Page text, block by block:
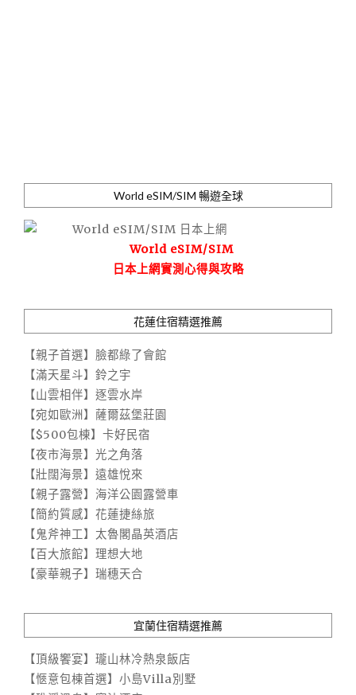
World eSIM/SIM 暢遊全球
World eSIM/SIM
日本上網實測心得與攻略
花蓮住宿精選推薦
【親子首選】臉都綠了會館
【滿天星斗】鈴之宇
【山雲相伴】逐雲水岸
【宛如歐洲】薩爾茲堡莊園
【$500包棟】卡好民宿
【夜市海景】光之角落
【壯闊海景】遠雄悅來
【親子露營】海洋公園露營車
【簡約質感】花蓮捷絲旅
【鬼斧神工】太魯閣晶英酒店
【百大旅館】理想大地
【豪華親子】瑞穗天合
宜蘭住宿精選推薦
【頂級饗宴】瓏山林冷熱泉飯店
【愜意包棟首選】小島Villa別墅